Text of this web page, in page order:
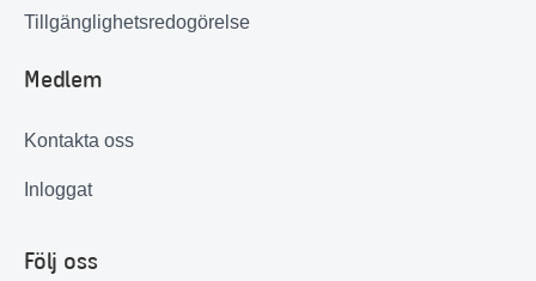
Tillgänglighetsredogörelse
Medlem
Kontakta oss
Inloggat
Följ oss